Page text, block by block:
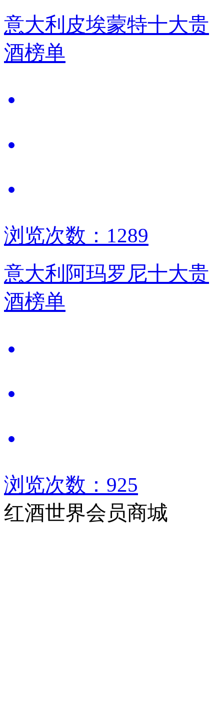
意大利皮埃蒙特十大贵
酒榜单
浏览次数：1289
意大利阿玛罗尼十大贵
酒榜单
浏览次数：925
红酒世界会员商城